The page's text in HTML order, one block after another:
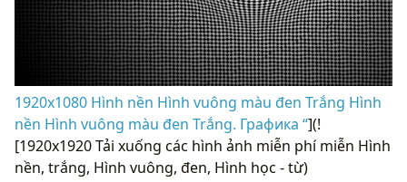
1920x1080 Hình nền Hình vuông màu đen Trắng Hình
nền Hình vuông màu đen Trắng. Графика “](!
[1920x1920 Tải xuống các hình ảnh miễn phí miễn Hình
nền, trắng, Hình vuông, đen, Hình học - từ)